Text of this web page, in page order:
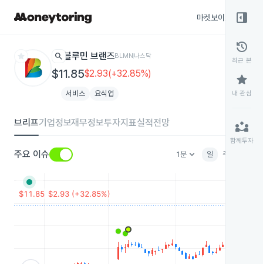
마켓보이스
star search 블루민 브랜즈BLMN나스닥
$11.85$2.93(+32.85%)
서비스 요식업
브리프기업정보재무정보투자지표실적전망
주요 이슈 1분keyboard_arrow_down 일 주
right_panel_open
history
최근 본
star
내 관심
partner_exchange
함께투자